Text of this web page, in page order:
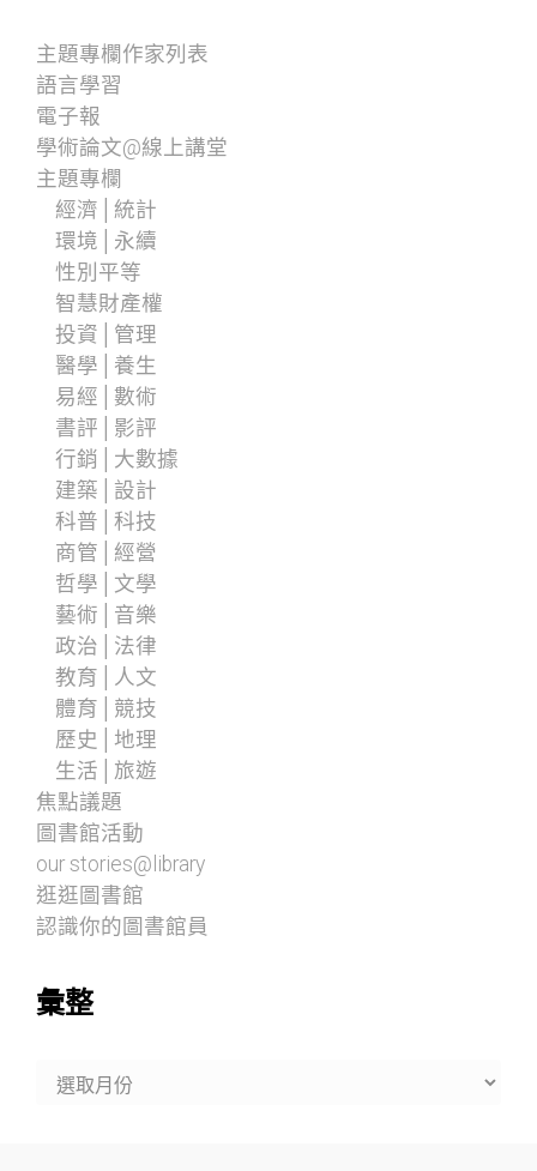
主題專欄作家列表
語言學習
電子報
學術論文@線上講堂
主題專欄
經濟│統計
環境│永續
性別平等
智慧財產權
投資│管理
醫學│養生
易經│數術
書評│影評
行銷│大數據
建築│設計
科普│科技
商管│經營
哲學│文學
藝術│音樂
政治│法律
教育│人文
體育│競技
歷史│地理
生活│旅遊
焦點議題
圖書館活動
our stories@library
逛逛圖書館
認識你的圖書館員
彙整